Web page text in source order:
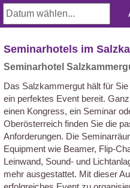
Seminarhotels im
Seminarhotel
Das Salzkammergut hält für
ein perfektes Event bereit.
einen Kongress, ein Seminar
Oberösterreich finden Sie die
Anforderungen. Die
Equipment wie Beamer, Flip-
Leinwand, Sound- und
mehr ausgestattet. Mit dieser